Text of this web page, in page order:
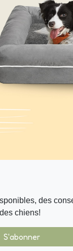
des
chiens!
S'abonner